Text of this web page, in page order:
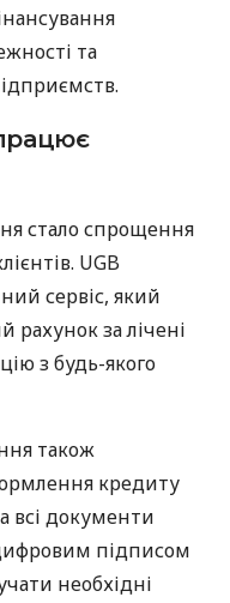
та
стало спрощення
UGB
сервіс, який
рахунок за лічені
з будь-якого
також
кредиту
всі документи
підписом
необхідні